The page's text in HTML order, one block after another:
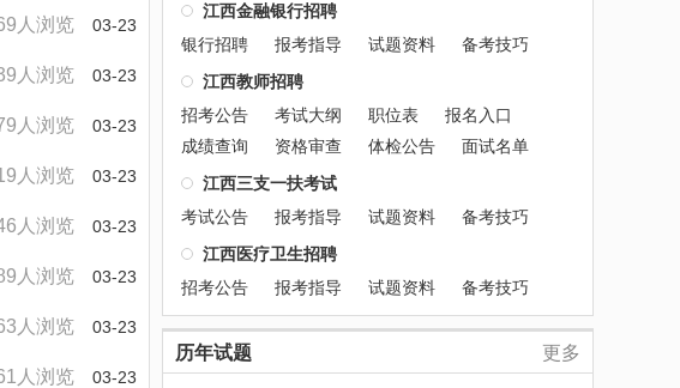
03-23
人浏览
03-23
人浏览
03-23
人浏览
03-23
人浏览
03-23
人浏览
03-23
人浏览
03-23
人浏览
03-23
人浏览
江西金融银行招聘
银行招聘
报考指导 试题资料
备考技巧
江西教师招聘
招考公告
考试大纲 职位表
报名入口
成绩查询
资格审查 体检公告
面试名单
江西三支一扶考试
考试公告
报考指导 试题资料
备考技巧
江西医疗卫生招聘
招考公告
报考指导 试题资料 备考技巧
历年试题 更多